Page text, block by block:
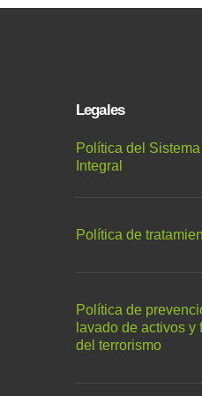
Legales
Política del
Integral
Política de
Política de
lavado de activos y
del terrorismo